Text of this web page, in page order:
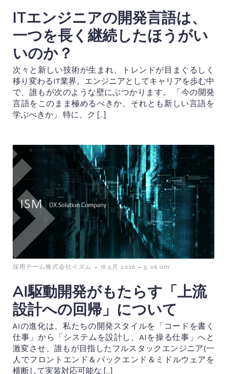
ITエンジニアの開発言語は、
一つを長く継続したほうがい
いのか？
次々と新しい技術が生まれ、トレンドが目まぐるしく
移り変わるIT業界。エンジニアとしてキャリアを歩む中
で、誰もが次のような壁にぶつかります。 「今の開発
言語をこのまま極めるべきか、それとも新しい言語を
学ぶべきか」 特に、ク […]
採用チーム株式会社イズム - 18 5月 2026 - 5:06 am
AI駆動開発がもたらす「上流
設計への回帰」について
AIの進化は、私たちの開発スタイルを「コードを書く
仕事」から「システムを設計し、AIを操る仕事」へと
激変させ、誰もが目指したフルスタックエンジニア(一
人でフロントエンド＆バックエンド＆ミドルウェアを
横断して実装対応可能な […]